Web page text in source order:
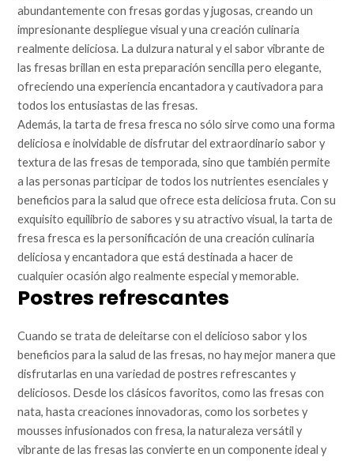
abundantemente con fresas gordas y jugosas, creando un
impresionante despliegue visual y una creación culinaria
realmente deliciosa. La dulzura natural y el sabor vibrante de
las fresas brillan en esta preparación sencilla pero elegante,
ofreciendo una experiencia encantadora y cautivadora para
todos los entusiastas de las fresas.
Además, la tarta de fresa fresca no sólo sirve como una forma
deliciosa e inolvidable de disfrutar del extraordinario sabor y
textura de las fresas de temporada, sino que también permite
a las personas participar de todos los nutrientes esenciales y
beneficios para la salud que ofrece esta deliciosa fruta. Con su
exquisito equilibrio de sabores y su atractivo visual, la tarta de
fresa fresca es la personificación de una creación culinaria
deliciosa y encantadora que está destinada a hacer de
cualquier ocasión algo realmente especial y memorable.
Postres refrescantes
Cuando se trata de deleitarse con el delicioso sabor y los
beneficios para la salud de las fresas, no hay mejor manera que
disfrutarlas en una variedad de postres refrescantes y
deliciosos. Desde los clásicos favoritos, como las fresas con
nata, hasta creaciones innovadoras, como los sorbetes y
mousses infusionados con fresa, la naturaleza versátil y
vibrante de las fresas las convierte en un componente ideal y